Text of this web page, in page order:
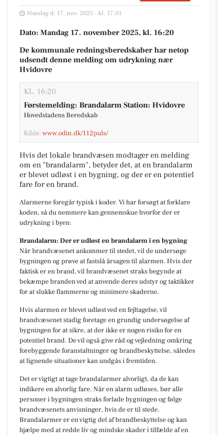
Mandag d. 17. nov. 2025 - kl. 17:01
Dato: Mandag 17. november 2025, kl. 16:20
De kommunale redningsberedskaber har netop
udsendt denne melding om udrykning nær
Hvidovre
KL. 16:20
Førstemelding: Brandalarm Station: Hvidovre
Hovedstadens Beredskab
Kilde:www.odin.dk/112puls/
Hvis det lokale brandvæsen modtager en melding
om en "brandalarm", betyder det, at en brandalarm
er blevet udløst i en bygning, og der er en potentiel
fare for en brand.
Alarmerne foregår typisk i koder. Vi har forsøgt at forklare
koden, så du nemmere kan gennemskue hvorfor der er
udrykning i byen:
Brandalarm: Der er udløst en brandalarm i en bygning
Når brandvæsenet ankommer til stedet, vil de undersøge
bygningen og prøve at fastslå årsagen til alarmen. Hvis der
faktisk er en brand, vil brandvæsenet straks begynde at
bekæmpe branden ved at anvende deres udstyr og taktikker
for at slukke flammerne og minimere skaderne.
Hvis alarmen er blevet udløst ved en fejltagelse, vil
brandvæsenet stadig foretage en grundig undersøgelse af
bygningen for at sikre, at der ikke er nogen risiko for en
potentiel brand. De vil også give råd og vejledning omkring
forebyggende foranstaltninger og brandbeskyttelse, således
at lignende situationer kan undgås i fremtiden.
Det er vigtigt at tage brandalarmer alvorligt, da de kan
indikere en alvorlig fare. Når en alarm udløses, bør alle
personer i bygningen straks forlade bygningen og følge
brandvæsenets anvisninger, hvis de er til stede.
Brandalarmer er en vigtig del af brandbeskyttelse og kan
hjælpe med at redde liv og mindske skader i tilfælde af en